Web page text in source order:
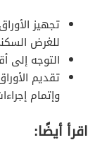
تجهيز
للغرض
التوجه إلى
تقديم
وإتمام
اقرأ أيضًا: